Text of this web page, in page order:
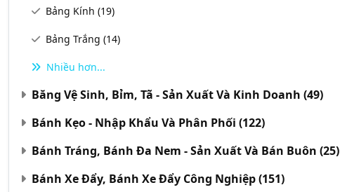
Bảng Kính (19)
Bảng Trắng (14)
Nhiều hơn...
Băng Vệ Sinh, Bỉm, Tã - Sản Xuất Và Kinh Doanh (49)
Bánh Kẹo - Nhập Khẩu Và Phân Phối (122)
Bánh Tráng, Bánh Đa Nem - Sản Xuất Và Bán Buôn (25)
Bánh Xe Đẩy, Bánh Xe Đẩy Công Nghiệp(151)